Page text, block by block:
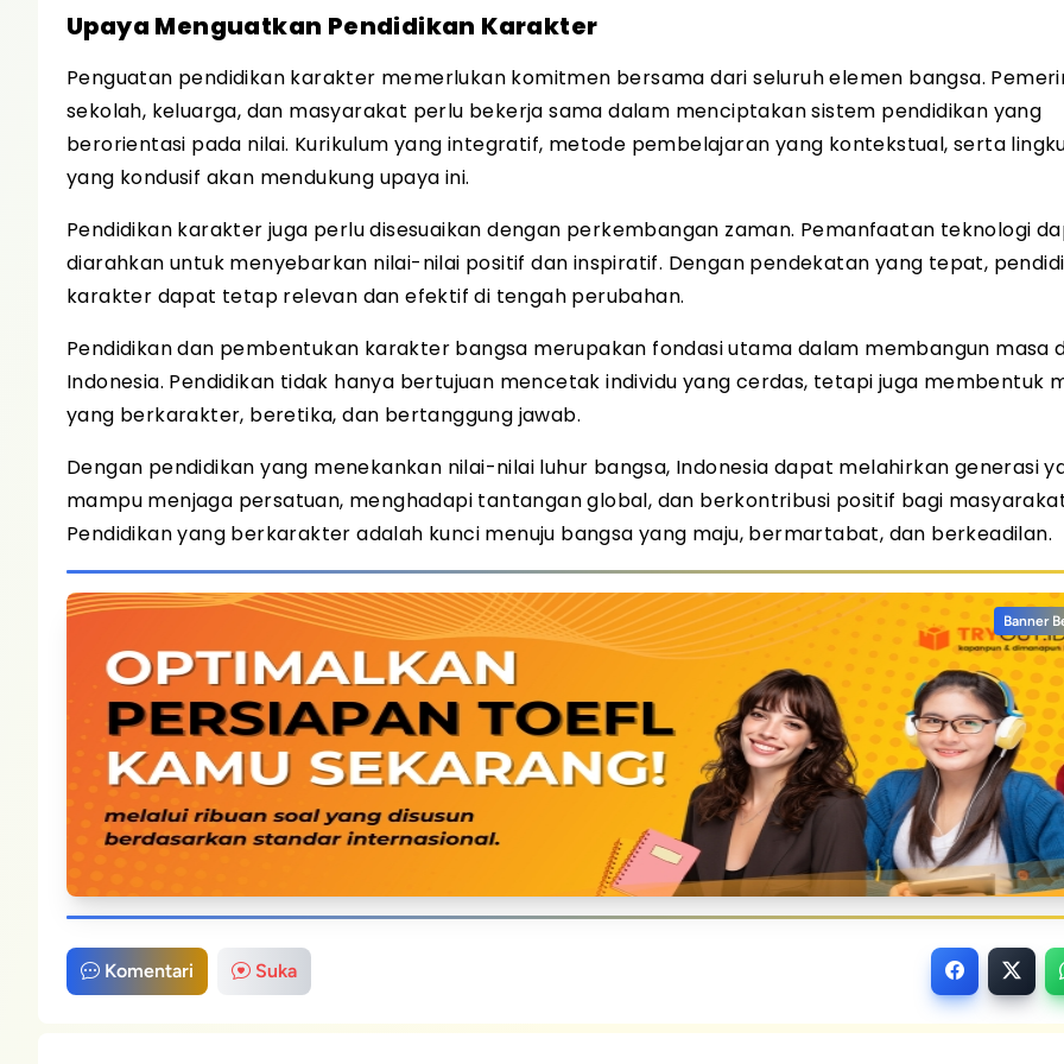
Upaya Menguatkan Pendidikan Karakter
Penguatan pendidikan karakter memerlukan komitmen bersama dari seluruh elemen bangsa.
sekolah, keluarga, dan masyarakat perlu bekerja sama dalam menciptakan sistem pendidikan yang
berorientasi pada nilai. Kurikulum yang integratif, metode pembelajaran yang kontekstual, serta
yang kondusif akan mendukung upaya ini.
Pendidikan karakter juga perlu disesuaikan dengan perkembangan zaman. Pemanfaatan teknologi
diarahkan untuk menyebarkan nilai-nilai positif dan inspiratif. Dengan pendekatan yang tepat,
karakter dapat tetap relevan dan efektif di tengah perubahan.
Pendidikan dan pembentukan karakter bangsa merupakan fondasi utama dalam membangun masa
Indonesia. Pendidikan tidak hanya bertujuan mencetak individu yang cerdas, tetapi juga membentuk
yang berkarakter, beretika, dan bertanggung jawab.
Dengan pendidikan yang menekankan nilai-nilai luhur bangsa, Indonesia dapat melahirkan generasi
mampu menjaga persatuan, menghadapi tantangan global, dan berkontribusi positif bagi
Pendidikan yang berkarakter adalah kunci menuju bangsa yang maju, bermartabat, dan berkeadilan.
Banner
Komentari Suka